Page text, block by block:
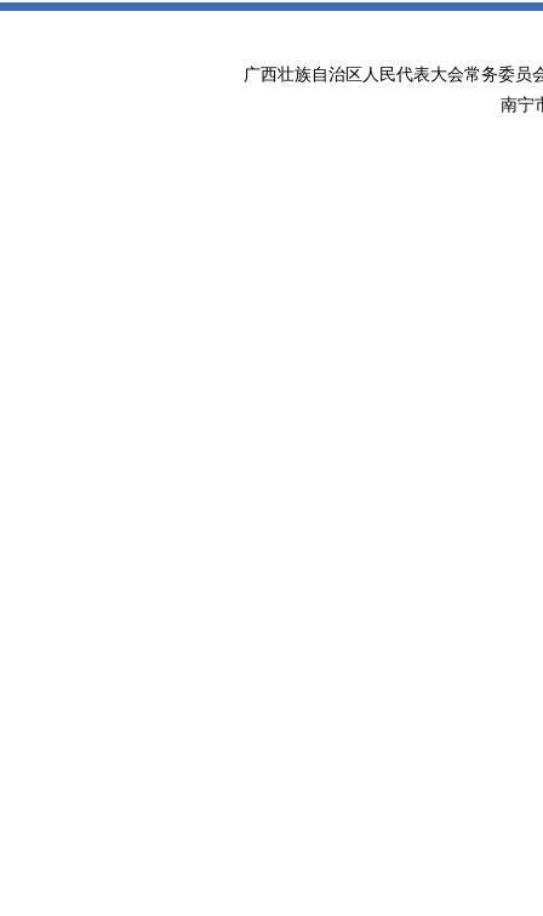
广西壮族自治区人民代表大会常务委
南宁